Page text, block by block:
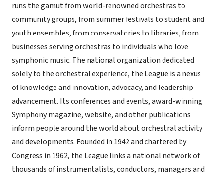
runs the gamut from world-renowned orchestras to
community groups, from summer festivals to student and
youth ensembles, from conservatories to libraries, from
businesses serving orchestras to individuals who love
symphonic music. The national organization dedicated
solely to the orchestral experience, the League is a nexus
of knowledge and innovation, advocacy, and leadership
advancement. Its conferences and events, award-winning
Symphony magazine, website, and other publications
inform people around the world about orchestral activity
and developments. Founded in 1942 and chartered by
Congress in 1962, the League links a national network of
thousands of instrumentalists, conductors, managers and